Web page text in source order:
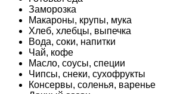
Заморозка
Макароны, крупы, мука
Хлеб, хлебцы, выпечка
Вода, соки, напитки
Чай, кофе
Масло, соусы, специи
Чипсы, снеки, сухофрукты
Консервы, соленья, варенье